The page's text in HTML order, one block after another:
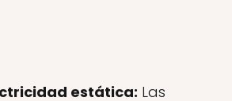
estática: Las